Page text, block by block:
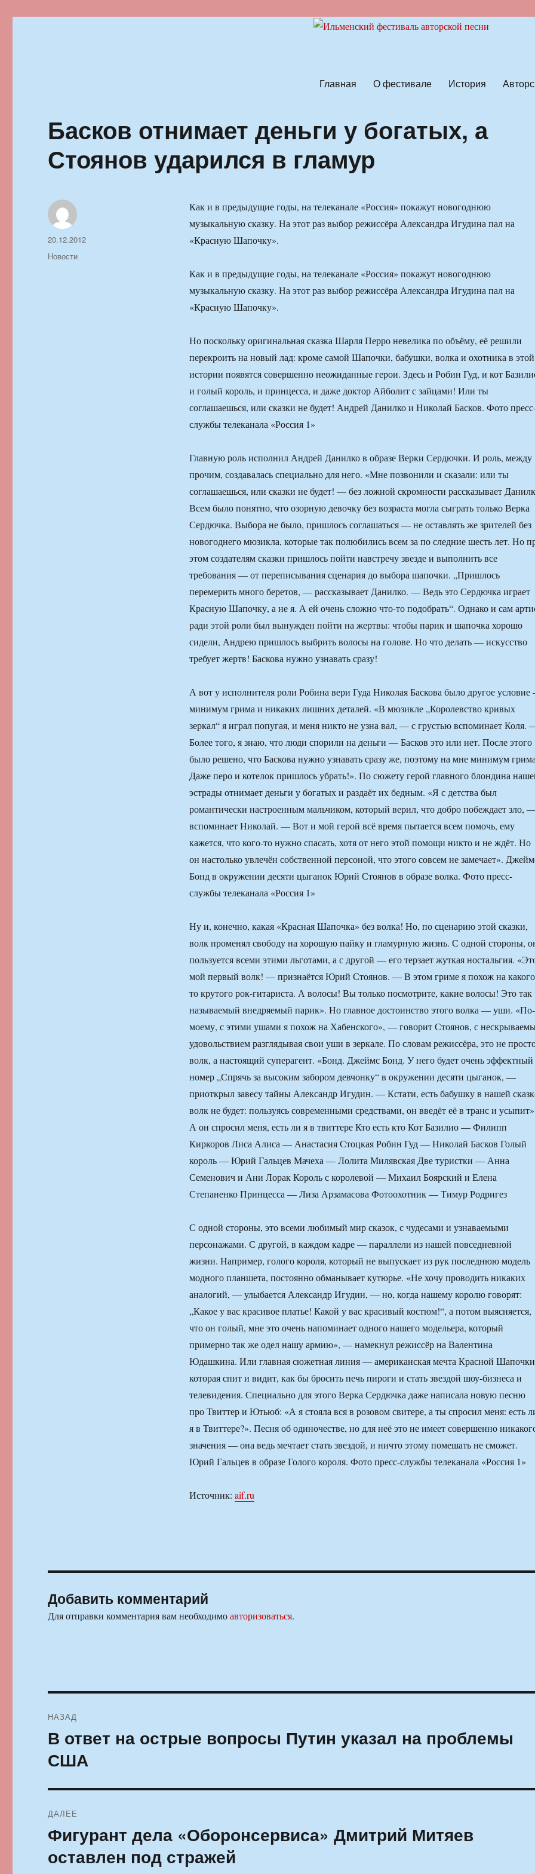
Главная О фестивале История
Басков отнимает деньги у богатых, а
Стоянов ударился в гламур
Как и в предыдущие годы, на телеканале «Россия» покажут новогоднюю
музыкальную сказку. На этот раз выбор режиссёра Александра Игудина пал на
«Красную Шапочку».
Как и в предыдущие годы, на телеканале «Россия» покажут новогоднюю
музыкальную сказку. На этот раз выбор режиссёра Александра Игудина пал на
«Красную Шапочку».
Но поскольку оригинальная сказка Шарля Перро невелика по объёму, её решили
перекроить на новый лад: кроме самой Шапочки, бабушки, волка и охотника в этой
истории появятся совершенно неожиданные герои. Здесь и Робин Гуд, и кот
и голый король, и принцесса, и даже доктор Айболит с зайцами! Или ты
соглашаешься, или сказки не будет! Андрей Данилко и Николай Басков. Фото
службы телеканала «Россия 1»
Главную роль исполнил Андрей Данилко в образе Верки Сердючки. И роль, между
прочим, создавалась специально для него. «Мне позвонили и сказали: или ты
соглашаешься, или сказки не будет! — без ложной скромности рассказывает
Всем было понятно, что озорную девочку без возраста могла сыграть только Верка
Сердючка. Выбора не было, пришлось соглашаться — не оставлять же зрителей без
новогоднего мюзикла, которые так полюбились всем за по следние шесть лет. Но
этом создателям сказки пришлось пойти навстречу звезде и выполнить все
требования — от переписывания сценария до выбора шапочки. „Пришлось
перемерить много беретов, — рассказывает Данилко. — Ведь это Сердючка играет
Красную Шапочку, а не я. А ей очень сложно что-то подобрать“. Однако и сам
ради этой роли был вынужден пойти на жертвы: чтобы парик и шапочка хорошо
сидели, Андрею пришлось выбрить волосы на голове. Но что делать — искусство
требует жертв! Баскова нужно узнавать сразу!
А вот у исполнителя роли Робина вери Гуда Николая Баскова было другое
минимум грима и никаких лишних деталей. «В мюзикле „Королевство кривых
зеркал“ я играл попугая, и меня никто не узна вал, — с грустью вспоминает Коля.
Более того, я знаю, что люди спорили на деньги — Басков это или нет. После этого
было решено, что Баскова нужно узнавать сразу же, поэтому на мне минимум
Даже перо и котелок пришлось убрать!». По сюжету герой главного блондина
эстрады отнимает деньги у богатых и раздаёт их бедным. «Я с детства был
романтически настроенным мальчиком, который верил, что добро побеждает зло,
вспоминает Николай. — Вот и мой герой всё время пытается всем помочь, ему
кажется, что кого-то нужно спасать, хотя от него этой помощи никто и не ждёт. Но
он настолько увлечён собственной персоной, что этого совсем не замечает».
Бонд в окружении десяти цыганок Юрий Стоянов в образе волка. Фото пресс-
службы телеканала «Россия 1»
Ну и, конечно, какая «Красная Шапочка» без волка! Но, по сценарию этой сказки,
волк променял свободу на хорошую пайку и гламурную жизнь. С одной стороны,
пользуется всеми этими льготами, а с другой — его терзает жуткая ностальгия.
мой первый волк! — признаётся Юрий Стоянов. — В этом гриме я похож на
то крутого рок-гитариста. А волосы! Вы только посмотрите, какие волосы! Это так
называемый внедряемый парик». Но главное достоинство этого волка — уши. «По-
моему, с этими ушами я похож на Хабенского», — говорит Стоянов, с
удовольствием разглядывая свои уши в зеркале. По словам режиссёра, это не
волк, а настоящий суперагент. «Бонд. Джеймс Бонд. У него будет очень эффектный
номер „Спрячь за высоким забором девчонку“ в окружении десяти цыганок, —
приоткрыл завесу тайны Александр Игудин. — Кстати, есть бабушку в нашей
волк не будет: пользуясь современными средствами, он введёт её в транс и
А он спросил меня, есть ли я в твиттере Кто есть кто Кот Базилио — Филипп
Киркоров Лиса Алиса — Анастасия Стоцкая Робин Гуд — Николай Басков Голый
король — Юрий Гальцев Мачеха — Лолита Милявская Две туристки — Анна
Семенович и Ани Лорак Король с королевой — Михаил Боярский и Елена
Степаненко Принцесса — Лиза Арзамасова Фотоохотник — Тимур Родригез
С одной стороны, это всеми любимый мир сказок, с чудесами и узнаваемыми
персонажами. С другой, в каждом кадре — параллели из нашей повседневной
жизни. Например, голого короля, который не выпускает из рук последнюю модель
модного планшета, постоянно обманывает кутюрье. «Не хочу проводить никаких
аналогий, — улыбается Александр Игудин, — но, когда нашему королю говорят:
„Какое у вас красивое платье! Какой у вас красивый костюм!“, а потом выясняется,
что он голый, мне это очень напоминает одного нашего модельера, который
примерно так же одел нашу армию», — намекнул режиссёр на Валентина
Юдашкина. Или главная сюжетная линия — американская мечта Красной
которая спит и видит, как бы бросить печь пироги и стать звездой шоу-бизнеса и
телевидения. Специально для этого Верка Сердючка даже написала новую песню
про Твиттер и Ютьюб: «А я стояла вся в розовом свитере, а ты спросил меня: есть
я в Твиттере?». Песня об одиночестве, но для неё это не имеет совершенно
значения — она ведь мечтает стать звездой, и ничто этому помешать не сможет.
Юрий Гальцев в образе Голого короля. Фото пресс-службы телеканала «Россия 1»
Источник: aif.ru
Автор
Опубликовано
20.12.2012
Рубрики
Новости
Добавить комментарий
Для отправки комментария вам необходимоавторизоваться.
по
записям
НАЗАД
Предыдущая
В ответ на острые вопросы Путин указал на проблемы
США
ДАЛЕЕ
Следующая
Фигурант дела «Оборонсервиса» Дмитрий Митяев
оставлен под стражей